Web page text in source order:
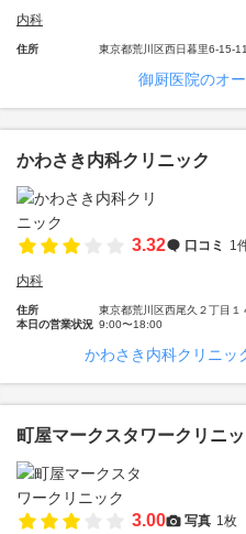
内科
住所 東京都荒川区西日暮里6-15-11
御厨医院のオ
かわさき内科クリニック
3.32 口コミ 1
内科
住所
東京都荒川区西尾久２丁目１
本日の営業状況 9:00〜18:00
かわさき内科クリニッ
町屋マークスタワークリニ
3.00 写真 1枚